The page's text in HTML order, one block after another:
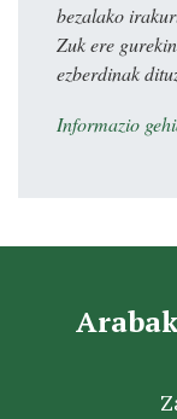
bezalako
Zuk ere
ezberdinak
Informazio